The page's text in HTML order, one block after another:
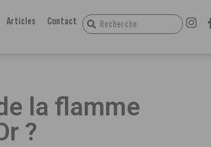
Articles Contact
la flamme
?